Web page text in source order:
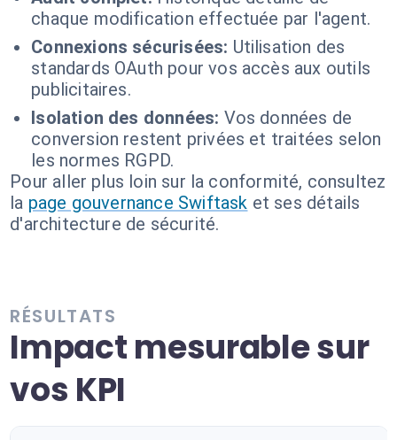
chaque modification effectuée par l'agent.
Connexions sécurisées: Utilisation des
standards OAuth pour vos accès aux outils
publicitaires.
Isolation des données: Vos données de
conversion restent privées et traitées selon
les normes RGPD.
Pour aller plus loin sur la conformité, consultez
la page gouvernance Swiftask et ses détails
d'architecture de sécurité.
RÉSULTATS
Impact mesurable sur
vos KPI